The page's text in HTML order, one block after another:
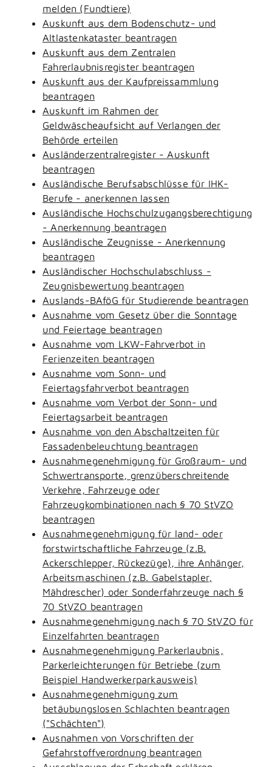
melden (Fundtiere)
Auskunft aus dem Bodenschutz- und
Altlastenkataster beantragen
Auskunft aus dem Zentralen
Fahrerlaubnisregister beantragen
Auskunft aus der Kaufpreissammlung
beantragen
Auskunft im Rahmen der
Geldwäscheaufsicht auf Verlangen der
Behörde erteilen
Ausländerzentralregister - Auskunft
beantragen
Ausländische Berufsabschlüsse für IHK-
Berufe - anerkennen lassen
Ausländische Hochschulzugangsberechtigung
- Anerkennung beantragen
Ausländische Zeugnisse - Anerkennung
beantragen
Ausländischer Hochschulabschluss -
Zeugnisbewertung beantragen
Auslands-BAföG für Studierende beantragen
Ausnahme vom Gesetz über die Sonntage
und Feiertage beantragen
Ausnahme vom LKW-Fahrverbot in
Ferienzeiten beantragen
Ausnahme vom Sonn- und
Feiertagsfahrverbot beantragen
Ausnahme vom Verbot der Sonn- und
Feiertagsarbeit beantragen
Ausnahme von den Abschaltzeiten für
Fassadenbeleuchtung beantragen
Ausnahmegenehmigung für Großraum- und
Schwertransporte, grenzüberschreitende
Verkehre, Fahrzeuge oder
Fahrzeugkombinationen nach § 70 StVZO
beantragen
Ausnahmegenehmigung für land- oder
forstwirtschaftliche Fahrzeuge (z.B.
Ackerschlepper, Rückezüge), ihre Anhänger,
Arbeitsmaschinen (z.B. Gabelstapler,
Mähdrescher) oder Sonderfahrzeuge nach §
70 StVZO beantragen
Ausnahmegenehmigung nach § 70 StVZO für
Einzelfahrten beantragen
Ausnahmegenehmigung Parkerlaubnis,
Parkerleichterungen für Betriebe (zum
Beispiel Handwerkerparkausweis)
Ausnahmegenehmigung zum
betäubungslosen Schlachten beantragen
("Schächten")
Ausnahmen von Vorschriften der
Gefahrstoffverordnung beantragen